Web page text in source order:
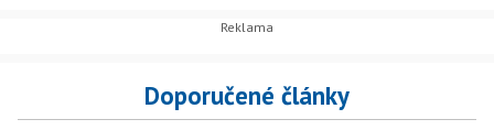
Doporučené články